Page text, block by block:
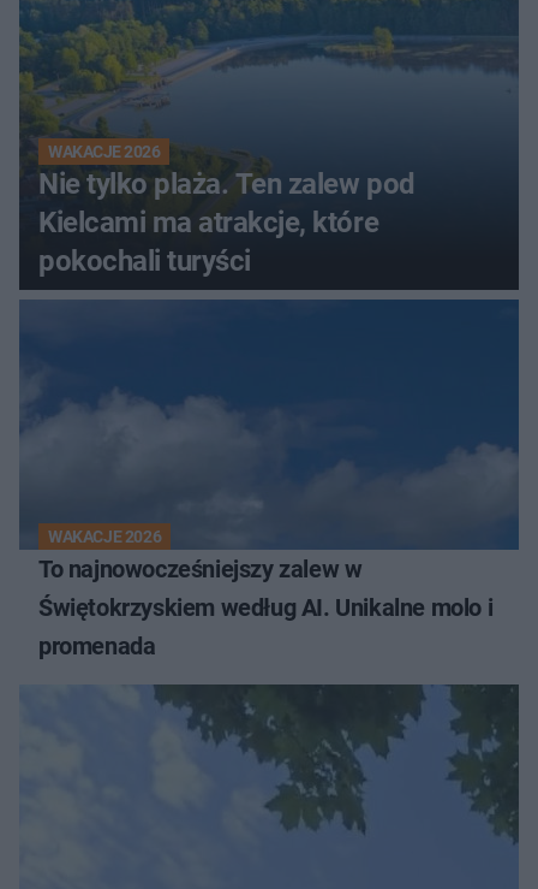
WAKACJE 2026
Nie tylko plaża. Ten zalew pod
Kielcami ma atrakcje, które
pokochali turyści
WAKACJE 2026
To najnowocześniejszy zalew w
Świętokrzyskiem według AI. Unikalne molo i
promenada